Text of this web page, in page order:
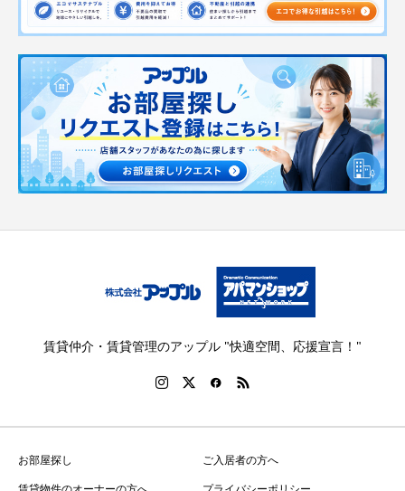
賃貸仲介・賃貸管理のアップル "快適空間、応援宣言！"
お部屋探し
ご入居者の方へ